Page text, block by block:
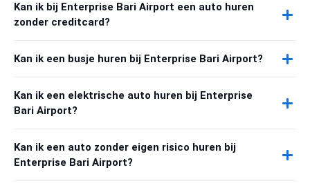
Kan ik bij Enterprise Bari Airport een auto huren
zonder creditcard?
Kan ik een busje huren bij Enterprise Bari Airport?
Kan ik een elektrische auto huren bij Enterprise
Bari Airport?
Kan ik een auto zonder eigen risico huren bij
Enterprise Bari Airport?